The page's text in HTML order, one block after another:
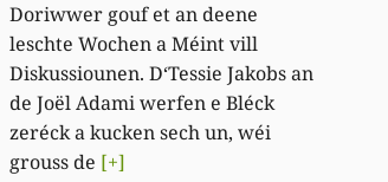
Doriwwer gouf et an deene
leschte Wochen a Méint vill
Diskussiounen. D‘Tessie Jakobs an
de Joël Adami werfen e Bléck
zeréck a kucken sech un, wéi
grouss de [+]